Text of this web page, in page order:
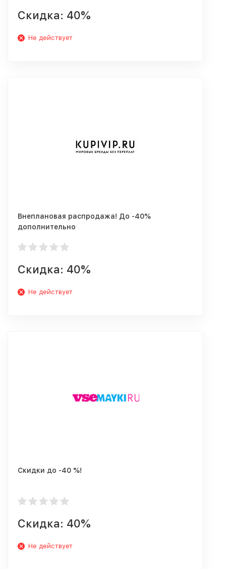
Скидка: 40%
Не действует
Внеплановая распродажа! До -40%
дополнительно
Скидка: 40%
Не действует
Скидки до -40 %!
Скидка: 40%
Не действует